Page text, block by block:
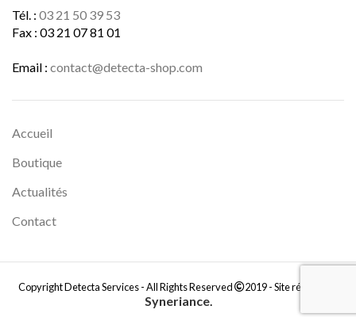
Tél. : 03 21 50 39 53
Fax : 03 21 07 81 01
Email : contact@detecta-shop.com
Accueil
Boutique
Actualités
Contact
Copyright Detecta Services - All Rights Reserved 2019 - Site réalisé par
Syneriance.